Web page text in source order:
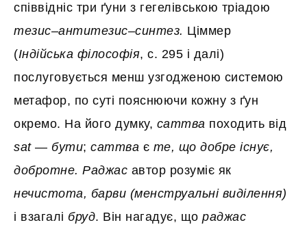
співвідніс три ґуни з гегелівською тріадою
тезис–антитезис–синтез. Ціммер
(Індійська філософія, с. 295 і далі)
послуговується менш узгодженою системою
метафор, по суті пояснюючи кожну з ґун
окремо. На його думку, саттва походить від
sat— бути; саттва є те, що добре існує,
добротне. Раджас автор розуміє як
нечистота, барви (менструальні виділення)
і взагалі бруд. Він нагадує, що раджас